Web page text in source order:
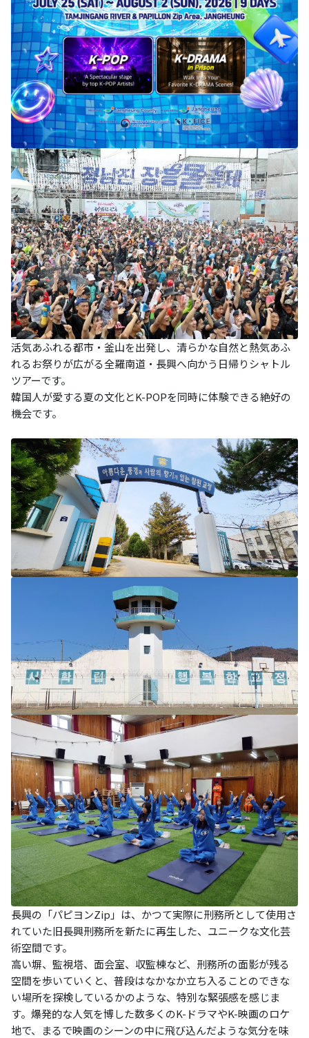
活気あふれる都市・釜山を出発し、清らかな自然と熱気あふ
れるお祭りが広がる全羅南道・長興へ向かう日帰りシャトル
ツアーです。
韓国人が愛する夏の文化とK-POPを同時に体験できる絶好の
機会です。
長興の「パピヨンZip」は、かつて実際に刑務所として使用さ
れていた旧長興刑務所を新たに再生した、ユニークな文化芸
術空間です。
高い塀、監視塔、面会室、収監棟など、刑務所の面影が残る
空間を歩いていくと、普段はなかなか立ち入ることのできな
い場所を探検しているかのような、特別な緊張感を感じま
す。爆発的な人気を博した数多くのK-ドラマやK-映画のロケ
地で、まるで映画のシーンの中に飛び込んだような気分を味